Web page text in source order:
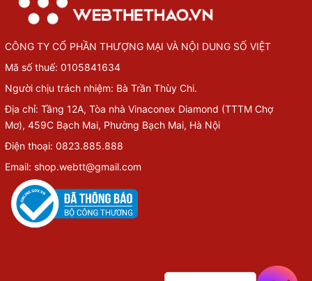
CÔNG TY CỔ PHẦN THƯỢNG MẠI VÀ NỘI DUNG SỐ VIỆT
Mã số thuế: 0105841634
Người chịu trách nhiệm: Bà Trần Thùy Chi.
Địa chỉ: Tầng 12A, Tòa nhà Vinaconex Diamond (TTTM Chợ
Mơ), 459C Bạch Mai, Phường Bạch Mai, Hà Nội
Điện thoại: 0823.885.888
Email: shop.webtt@gmail.com